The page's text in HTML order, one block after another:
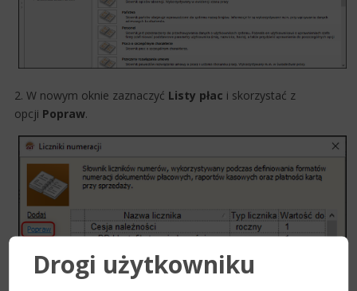
2. W nowym oknie zaznaczyć Listy płac i skorzystać z
opcji Popraw.
Drogi użytkowniku